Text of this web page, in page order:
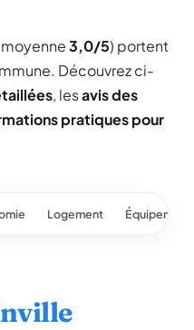
3,0/5) portent
Découvrez ci-
, lesavis des
pratiques pour
Logement